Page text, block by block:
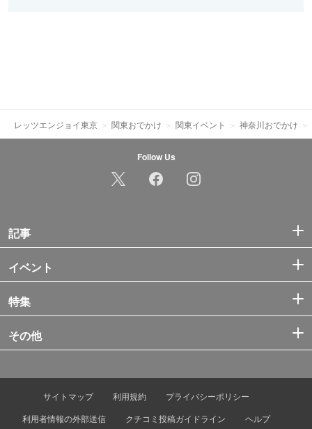
レッツエンジョイ東京 関東おでかけ 関東イベント 神奈川おでかけ
Follow Us
記事
イベント
特集
その他
サイトマップ 利用規約
プライバシーポリシー
利用者情報の外部送信
クチコミ投稿ガイドライン ヘルプ